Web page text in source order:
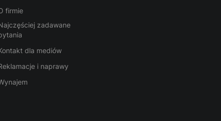
firmie
zadawane
dla mediów
i naprawy